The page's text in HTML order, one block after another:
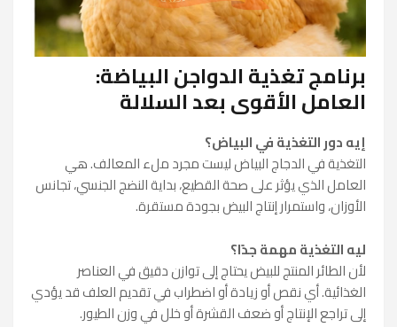
برنامج تغذية الدواجن البياضة:
العامل الأقوى بعد السلالة
إيه دور التغذية في البياض؟
التغذية في الدجاج البياض ليست مجرد ملء المعالف. هي
العامل الذي يؤثر على صحة القطيع، بداية النضج الجنسي، تجانس
الأوزان، واستمرار إنتاج البيض بجودة مستقرة.
ليه التغذية مهمة جدًا؟
لأن الطائر المنتج للبيض يحتاج إلى توازن دقيق في العناصر
الغذائية. أي نقص أو زيادة أو اضطراب في تقديم العلف قد يؤدي
إلى تراجع الإنتاج أو ضعف القشرة أو خلل في وزن الطيور.